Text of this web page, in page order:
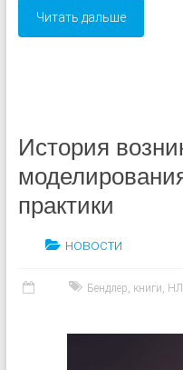
Читать дальше
История
практики
новости
Бендлер, книги,